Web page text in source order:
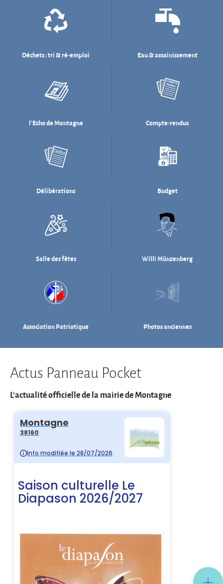
l'Echo de Montagne Compte-rendus
Délibérations Budget
Salle des fêtes Willi Münzenberg
Association Patriotique Photos anciennes
Actus Panneau Pocket
L'actualité officielle de la mairie de Montagne